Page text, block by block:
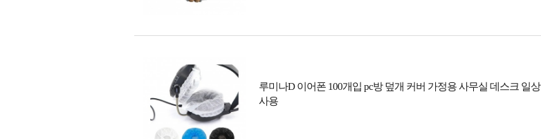
루미나D 이어폰 100개입 pc방 덮개 커버 가정용 사무실 데스크 일상
사용